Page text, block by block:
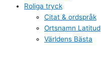
Roliga tryck
Citat & ordspråk
Ortsnamn Latitud
Världens Bästa